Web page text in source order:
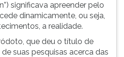
significava apreender pelo
dinamicamente, ou seja,
a realidade.
que deu o título de
suas pesquisas acerca das